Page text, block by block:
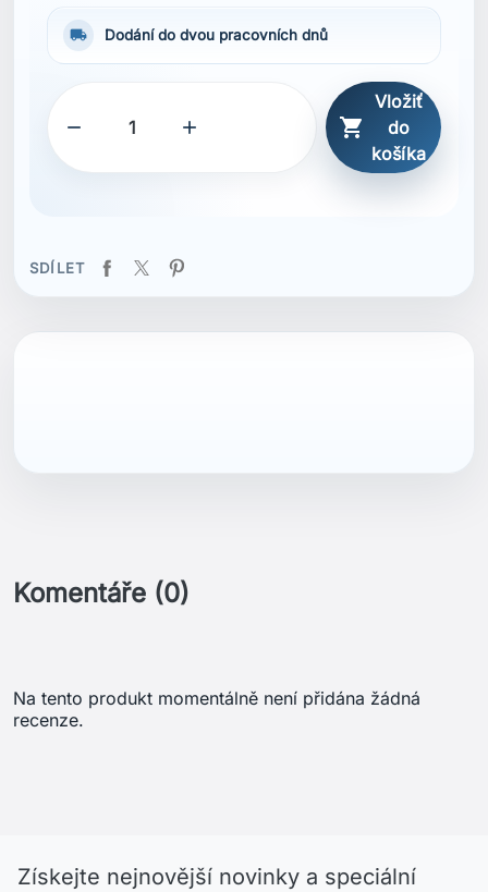
local_shipping Dodání do dvou pracovních dnů
  
Vložiť
do
košíka
SDÍLET
Komentáře (0)
Na tento produkt momentálně není přidána žádná
recenze.
Získejte nejnovější novinky a speciální